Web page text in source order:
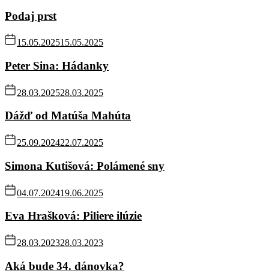
Podaj prst
15.05.202515.05.2025
Peter Sina: Hádanky
28.03.202528.03.2025
Dážď od Matúša Mahúta
25.09.202422.07.2025
Simona Kutišová: Polámené sny
04.07.202419.06.2025
Eva Hrašková: Piliere ilúzie
28.03.202328.03.2023
Aká bude 34. dánovka?